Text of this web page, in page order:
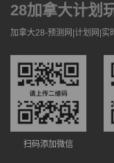
28加拿大计划
加拿大28-预测网|计划网|实
扫码添加微信